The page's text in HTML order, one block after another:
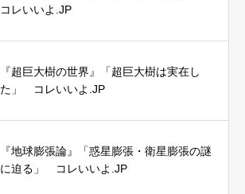
コレいいよ.JP
『超巨大樹の世界』「超巨大樹は実在し
た」 コレいいよ.JP
『地球膨張論』「惑星膨張・衛星膨張の謎
に迫る」 コレいいよ.JP